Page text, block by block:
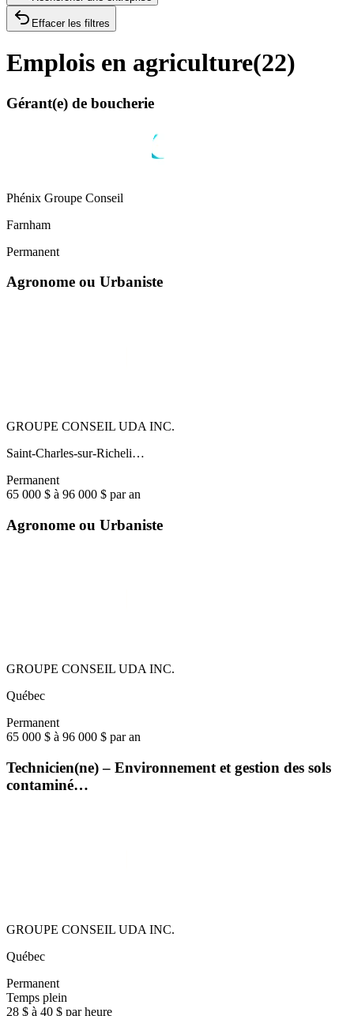
Effacer les filtres
Emplois en agriculture(22)
Gérant(e) de boucherie
Phénix Groupe Conseil
Farnham
Permanent
Agronome ou Urbaniste
GROUPE CONSEIL UDA INC.
Saint-Charles-sur-Richeli…
Permanent
65 000 $ à 96 000 $ par an
Agronome ou Urbaniste
GROUPE CONSEIL UDA INC.
Québec
Permanent
65 000 $ à 96 000 $ par an
Technicien(ne) – Environnement et gestion des sols
contaminé…
GROUPE CONSEIL UDA INC.
Québec
Permanent
Temps plein
28 $ à 40 $ par heure